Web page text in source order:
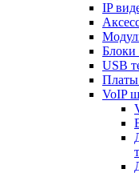
IP
Блоки
USB
Платы
VoIP